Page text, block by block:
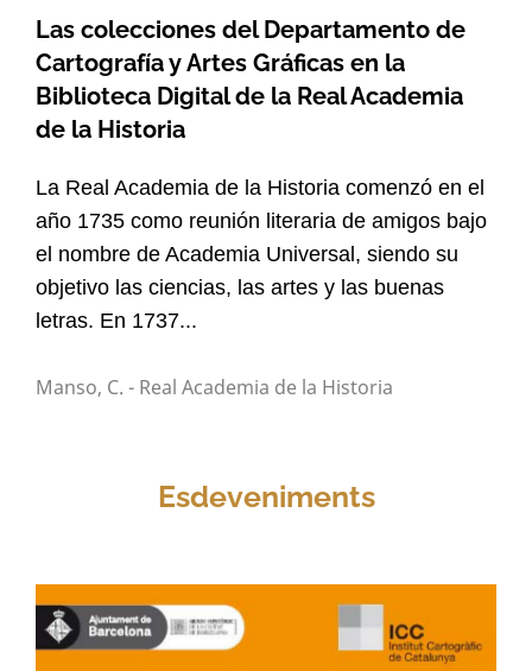
Las colecciones del Departamento de
Cartografía y Artes Gráficas en la
Biblioteca Digital de la Real Academia
de la Historia
La Real Academia de la Historia comenzó en el
año 1735 como reunión literaria de amigos bajo
el nombre de Academia Universal, siendo su
objetivo las ciencias, las artes y las buenas
letras. En 1737...
Manso, C. - Real Academia de la Historia
Esdeveniments